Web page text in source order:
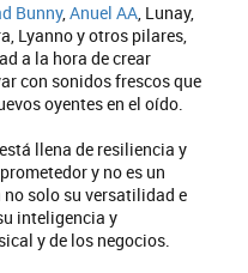
Bunny,Anuel AA, Lunay,
Lyanno y otros pilares,
a la hora de crear
con sonidos frescos que
oyentes en el oído.
llena de resiliencia y
y no es un
solo su versatilidad e
inteligencia y
y de los negocios.